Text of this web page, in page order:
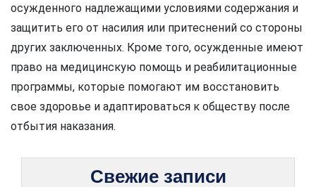
осужденного надлежащими условиями содержания и
защитить его от насилия или притеснений со стороны
других заключенных. Кроме того, осужденные имеют
право на медицинскую помощь и реабилитационные
программы, которые помогают им восстановить
свое здоровье и адаптироваться к обществу после
отбытия наказания.
Свежие записи